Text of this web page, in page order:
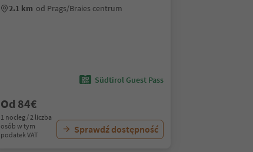
2.1 km od Prags/Braies centrum
Südtirol Guest Pass
Od 84€
1 nocleg / 2 liczba
osób w tym
podatek VAT
Sprawdź dostępność